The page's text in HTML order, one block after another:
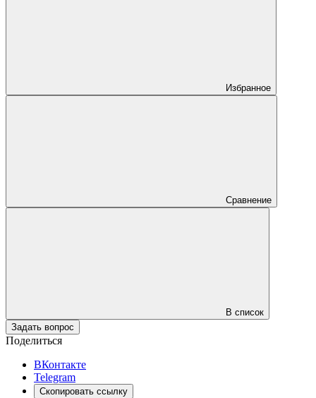
Избранное
Сравнение
В список
Задать вопрос
Поделиться
ВКонтакте
Telegram
Скопировать ссылку